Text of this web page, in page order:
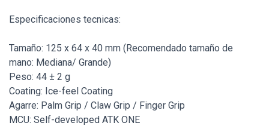
Especificaciones tecnicas:
Tamaño: 125 x 64 x 40 mm (Recomendado tamaño de
mano: Mediana/ Grande)
Peso: 44 ± 2 g
Coating: Ice-feel Coating
Agarre: Palm Grip / Claw Grip / Finger Grip
MCU: Self-developed ATK ONE